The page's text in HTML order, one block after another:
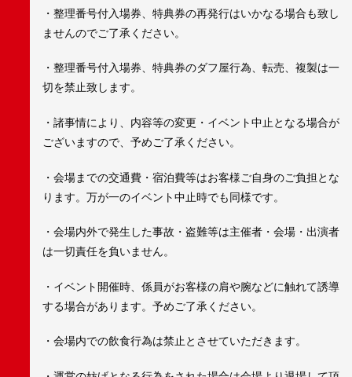
・整理番号付入場券、特典券の再発行はいかなる場合も致し
ませんのでご了承ください。
・整理番号付入場券、特典券のダフ屋行為、転売、複製は一
切を禁止致します。
・諸事情により、内容等の変更・イベント中止となる場合が
ございますので、予めご了承ください。
・会場までの交通費・宿泊費等はお客様ご自身のご負担とな
ります。万が一のイベント中止時でも同様です。
・会場内外で発生した事故・盗難等は主催者・会場・出演者
は一切責任を負いません。
・イベント開催時、係員がお客様の肩や腕などに触れて誘導
する場合があります。予めご了承ください。
・会場内での飲食行為は禁止とさせていただきます。